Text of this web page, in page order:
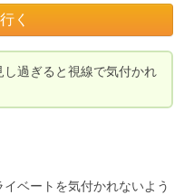
く
過ぎると視線で気付かれ
ベートを気付かれないよう